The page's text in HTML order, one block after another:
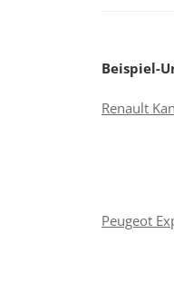
Beispiel-
Renault
Peugeot